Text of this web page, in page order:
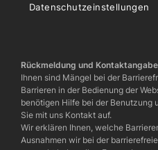
Datenschutzeinstellungen
Rückmeldung und
Ihnen sind Mängel bei der
Barrieren in der Bedienung der
benötigen Hilfe bei der Benutzung
Sie mit uns Kontakt auf.
Wir erklären Ihnen, welche
Ausnahmen wir bei der